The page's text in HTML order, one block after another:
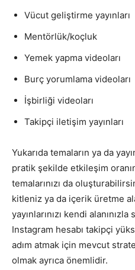
Vücut geliştirme yayınları
Mentörlük/koçluk
Yemek yapma videoları
Burç yorumlama videoları
İşbirliği videoları
Takipçi iletişim yayınları
Yukarıda temaların ya da
pratik şekilde etkileşim
temalarınızı da
kitleniz ya da içerik üretme
yayınlarınızı kendi
Instagram hesabı takipçi
adım atmak için mevcut
olmak ayrıca önemlidir.